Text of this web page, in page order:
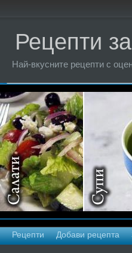
Рецепти
Най-вкусните рецепти с
Рецепти Добави рецепта